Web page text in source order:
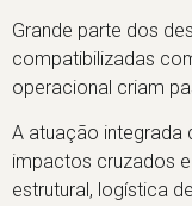
Grande parte dos
compatibilizadas
operacional criam
A atuação integrada
impactos cruzados
estrutural, logística